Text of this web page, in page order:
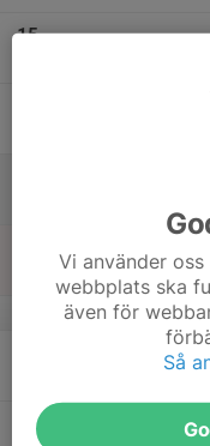
15
20
Vi använder
webbplats ska
även för
Så